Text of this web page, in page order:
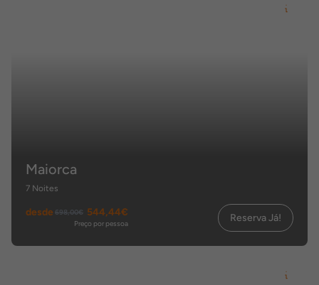
Maiorca
7 Noites
desde 698,00€ 544,44€
Preço por pessoa Reserva Já!